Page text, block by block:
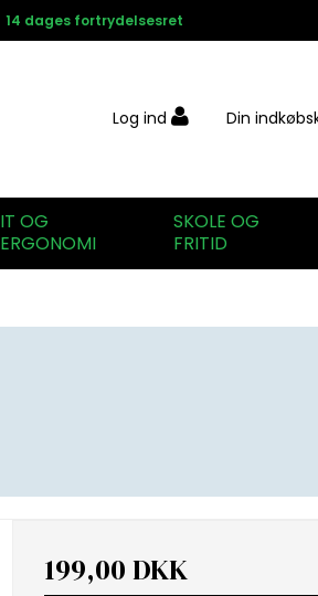
14 dages fortrydelsesret
Log ind Din
IT OG
ERGONOMI
SKOLE OG
FRITID
199,00 DKK